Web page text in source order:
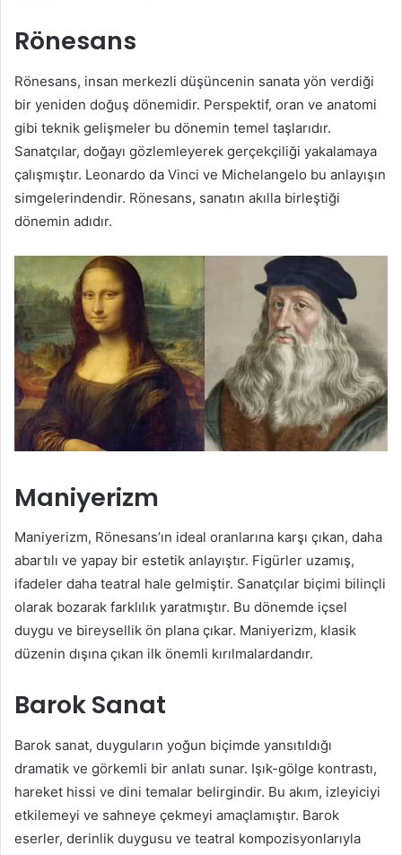
Rönesans
Rönesans, insan merkezli düşüncenin sanata yön verdiği
bir yeniden doğuş dönemidir. Perspektif, oran ve anatomi
gibi teknik gelişmeler bu dönemin temel taşlarıdır.
Sanatçılar, doğayı gözlemleyerek gerçekçiliği yakalamaya
çalışmıştır. Leonardo da Vinci ve Michelangelo bu anlayışın
simgelerindendir. Rönesans, sanatın akılla birleştiği
dönemin adıdır.
Maniyerizm
Maniyerizm, Rönesans’ın ideal oranlarına karşı çıkan, daha
abartılı ve yapay bir estetik anlayıştır. Figürler uzamış,
ifadeler daha teatral hale gelmiştir. Sanatçılar biçimi bilinçli
olarak bozarak farklılık yaratmıştır. Bu dönemde içsel
duygu ve bireysellik ön plana çıkar. Maniyerizm, klasik
düzenin dışına çıkan ilk önemli kırılmalardandır.
Barok Sanat
Barok sanat, duyguların yoğun biçimde yansıtıldığı
dramatik ve görkemli bir anlatı sunar. Işık-gölge kontrastı,
hareket hissi ve dini temalar belirgindir. Bu akım, izleyiciyi
etkilemeyi ve sahneye çekmeyi amaçlamıştır. Barok
eserler, derinlik duygusu ve teatral kompozisyonlarıyla